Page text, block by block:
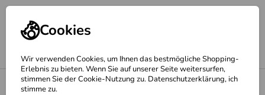
Cookies
Wir verwenden Cookies, um Ihnen das bestmögliche Shopping-
Erlebnis zu bieten. Wenn Sie auf unserer Seite weitersurfen,
stimmen Sie der Cookie-Nutzung zu. Datenschutzerklärung, ich
stimme zu.
Brüstungsgeländer